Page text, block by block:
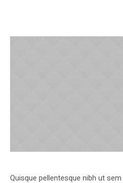
Quisque pellentesque nibh ut